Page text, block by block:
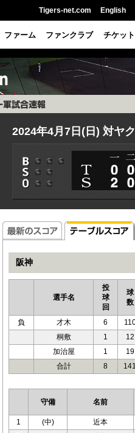
Tigers-net.com English
ファーム ファンクラブ チケット
2024年4月7日(日) 対ヤ
阪神
選手名
投
球
回
球
数
負 才木 6
桐敷
1
12
加治屋
1
19
合計
8
守備 名前
1 (中)
近本